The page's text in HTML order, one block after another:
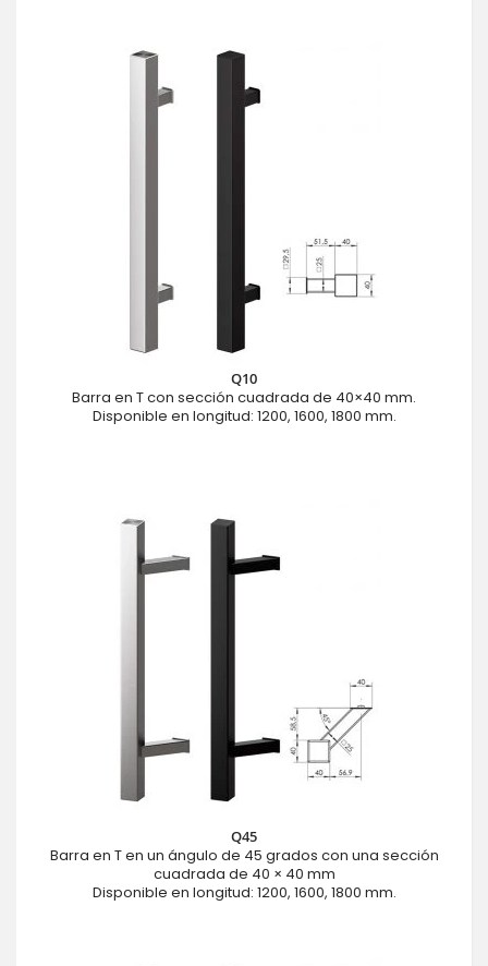
Q10
Barra en T con sección cuadrada de 40×40 mm.
Disponible en longitud: 1200, 1600, 1800 mm.
Q45
Barra en T en un ángulo de 45 grados con una sección
cuadrada de 40 × 40 mm
Disponible en longitud: 1200, 1600, 1800 mm.